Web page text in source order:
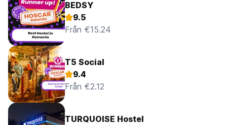
Allmän:
24 timmars reception.
(Auto-translated from original language)
BEDSY
9.5
Från €15.24
T5 Social
9.4
Från €2.12
TURQUOISE Hostel